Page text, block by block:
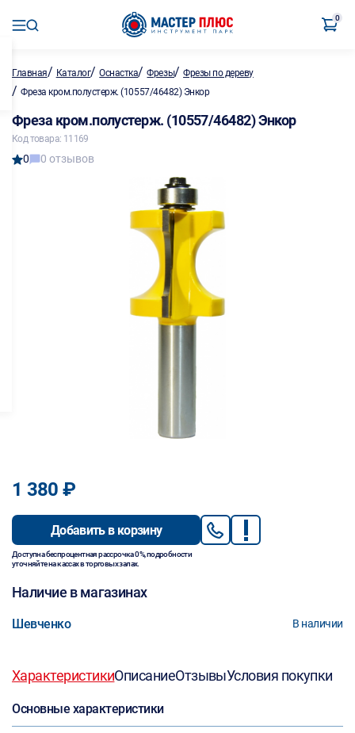
0
Главная/ Каталог/Оснастка/Фрезы/Фрезы по дереву
/ Фреза кром.полустерж. (10557/46482) Энкор
Фреза кром.полустерж. (10557/46482) Энкор
Код товара: 11169
0 0 отзывов
1 380 ₽
Добавить в корзину
Доступна беспроцентная рассрочка 0%, подробности
уточняйте на кассах в торговых залах.
Наличие в магазинах
Шевченко В наличии
ХарактеристикиОписаниеОтзывыУсловия покупки
Основные характеристики